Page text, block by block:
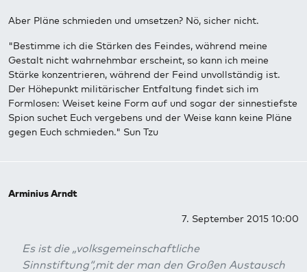
Aber Pläne schmieden und umsetzen? Nö, sicher nicht.
"Bestimme ich die Stärken des Feindes, während meine
Gestalt nicht wahrnehmbar erscheint, so kann ich meine
Stärke konzentrieren, während der Feind unvollständig ist.
Der Höhepunkt militärischer Entfaltung findet sich im
Formlosen: Weiset keine Form auf und sogar der sinnestiefste
Spion suchet Euch vergebens und der Weise kann keine Pläne
gegen Euch schmieden." Sun Tzu
Arminius Arndt
7. September 2015 10:00
Es ist die „volksgemeinschaftliche
Sinnstiftung“,mit der man den Großen Austausch